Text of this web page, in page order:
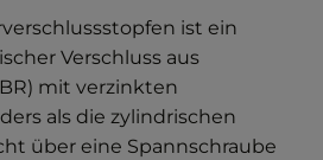
ist ein
Verschluss aus
mit verzinkten
als die zylindrischen
über eine Spannschraube